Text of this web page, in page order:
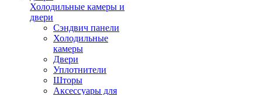
Холодильные камеры и
двери
Сэндвич панели
Холодильные
камеры
Двери
Уплотнители
Шторы
Аксессуары для